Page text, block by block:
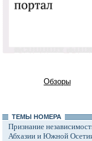
Обзоры
ТЕМЫ НОМЕРА
Признание
Абхазии и Южной